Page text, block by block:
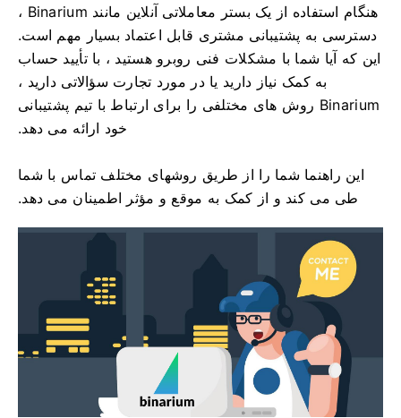
هنگام استفاده از یک بستر معاملاتی آنلاین مانند Binarium ،
دسترسی به پشتیبانی مشتری قابل اعتماد بسیار مهم است.
این که آیا شما با مشکلات فنی روبرو هستید ، با تأیید حساب
به کمک نیاز دارید یا در مورد تجارت سؤالاتی دارید ،
Binarium روش های مختلفی را برای ارتباط با تیم پشتیبانی
خود ارائه می دهد.
این راهنما شما را از طریق روشهای مختلف تماس با شما
طی می کند و از کمک به موقع و مؤثر اطمینان می دهد.